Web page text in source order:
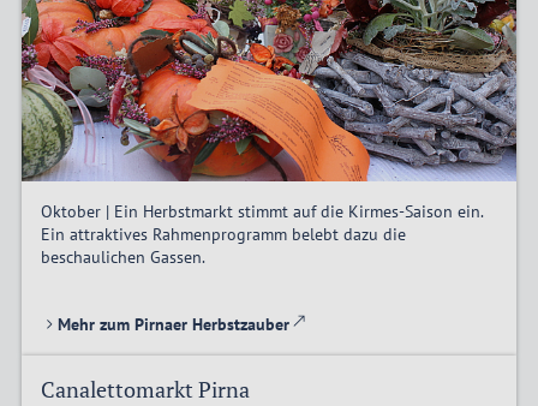
Oktober | Ein Herbstmarkt stimmt auf die Kirmes-Saison ein.
Ein attraktives Rahmenprogramm belebt dazu die
beschaulichen Gassen.
Mehr zum Pirnaer Herbstzauber
Canalettomarkt Pirna